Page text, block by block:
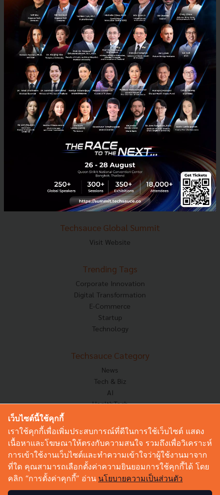
E-mail :contact@techsauce.co
Tel : 02-001-5375
Mobile : 06-4658-9500
Techsauce Media
About Techsauce
Techsauce Services
Privacy Policy
ส่งบทความ
Techsauce Global Summit
Visit Website
Trending Tags
Corporate Innovation
Digital Transformation
E-Commerce
Startup
Technology
Techsauce Category
News
Tech & Biz
AI
HealthTech
Corp Innov
Saucy Thoughts
Sustainable
Videos
Podcast
เว็บไซต์นี้ใช้คุกกี้
เราใช้คุกกี้เพื่อเพิ่มประสบการณ์ที่ดีในการใช้เว็บไซต์ แสดง
เนื้อหาและโฆษณาให้ตรงกับความสนใจ รวมถึงเพื่อวิเคราะห์
การเข้าใช้งานเว็บไซต์และทำความเข้าใจว่าผู้ใช้งานมาจาก
ที่ใด คุณสามารถเลือกตั้งค่าความยินยอมการใช้คุกกี้ได้ โดย
คลิก “การตั้งค่าคุกกี้” อ่าน นโยบายความเป็นส่วนตัว